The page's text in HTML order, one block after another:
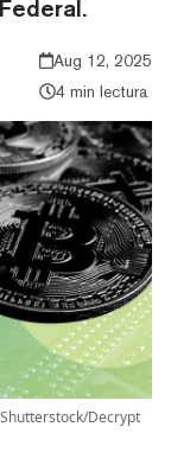
Aug 12, 2025
4 min lectura
Decrypt